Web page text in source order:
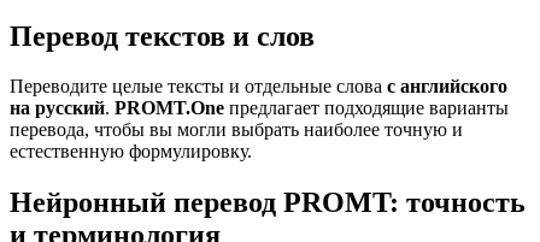
Перевод текстов и слов
Переводите целые тексты и отдельные слова с английского
на русский. PROMT.One предлагает подходящие варианты
перевода, чтобы вы могли выбрать наиболее точную и
естественную формулировку.
Нейронный перевод PROMT: точность
и терминология